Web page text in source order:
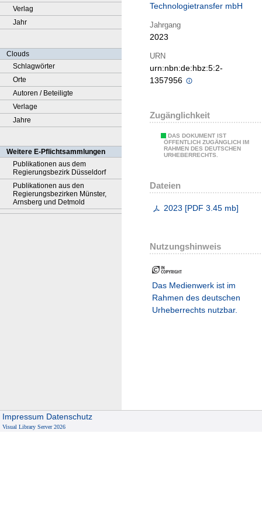
Verlag
Jahr
Clouds
Schlagwörter
Orte
Autoren / Beteiligte
Verlage
Jahre
Weitere E-Pflichtsammlungen
Publikationen aus dem
Regierungsbezirk Düsseldorf
Publikationen aus den
Regierungsbezirken Münster,
Arnsberg und Detmold
Technologietransfer mbH
Jahrgang
2023
URN
urn:nbn:de:hbz:5:2-
1357956
Zugänglichkeit
DAS DOKUMENT IST
ÖFFENTLICH ZUGÄNGLICH IM
RAHMEN DES DEUTSCHEN
URHEBERRECHTS.
Dateien
2023 [PDF 3.45 mb]
Nutzungshinweis
Das Medienwerk ist im
Rahmen des deutschen
Urheberrechts nutzbar.
Impressum Datenschutz
Visual Library Server 2026